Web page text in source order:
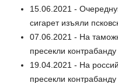
15.06.2021 -
сигарет изъяли
07.06.2021 - На
пресекли контрабанду
19.04.2021 - На
пресекли